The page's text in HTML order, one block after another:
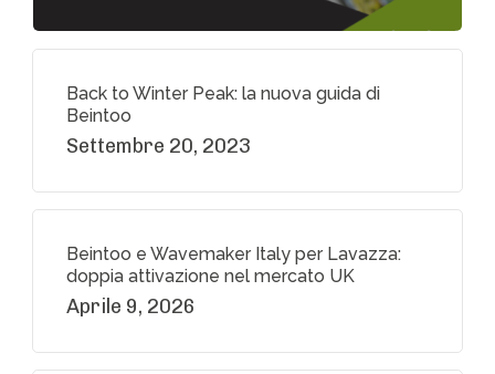
Back to Winter Peak: la nuova guida di
Beintoo
Settembre 20, 2023
Beintoo e Wavemaker Italy per Lavazza:
doppia attivazione nel mercato UK
Aprile 9, 2026